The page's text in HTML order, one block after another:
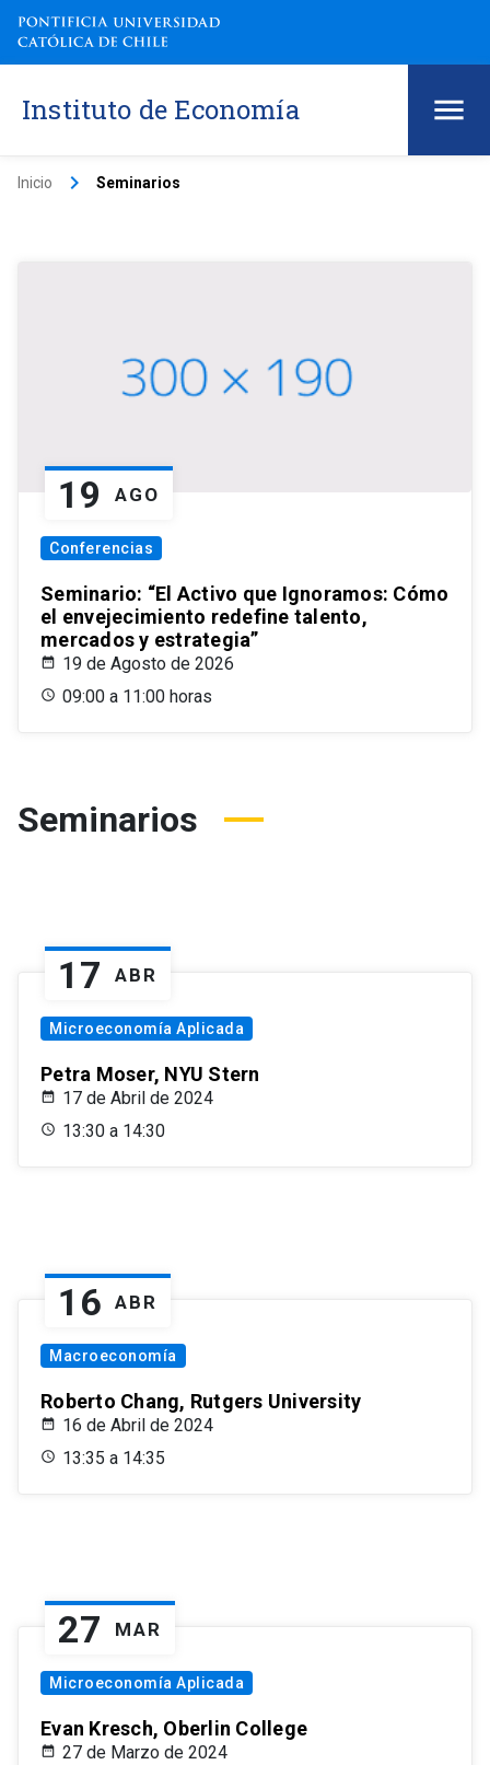
Instituto de Economía
Inicio keyboard_arrow_right Seminarios
19 AGO
Conferencias
Seminario: “El Activo que Ignoramos: Cómo
el envejecimiento redefine talento,
mercados y estrategia”
19 de Agosto de 2026
09:00 a 11:00 horas
Seminarios
17 ABR
Microeconomía Aplicada
Petra Moser, NYU Stern
17 de Abril de 2024
13:30 a 14:30
16 ABR
Macroeconomía
Roberto Chang, Rutgers University
16 de Abril de 2024
13:35 a 14:35
27 MAR
Microeconomía Aplicada
Evan Kresch, Oberlin College
27 de Marzo de 2024